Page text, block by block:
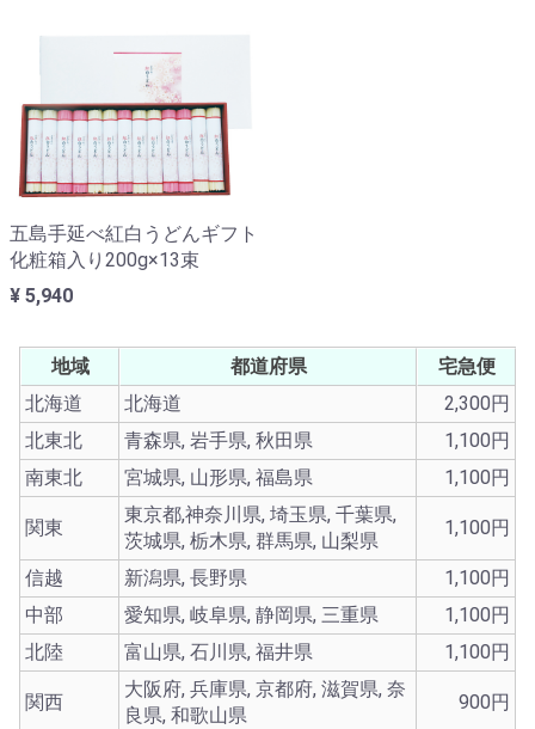
五島手延べ紅白うどんギフト
化粧箱入り200g×13束
¥ 5,940
地域 都道府県
宅急便
北海道
北海道
2,300円
北東北
青森県, 岩手県, 秋田県
1,100円
南東北
宮城県, 山形県, 福島県 1,100円
関東
東京都,神奈川県, 埼玉県, 千葉県,
茨城県, 栃木県, 群馬県, 山梨県
1,100円
信越 新潟県, 長野県
1,100円
中部
愛知県, 岐阜県, 静岡県, 三重県
1,100円
北陸
富山県, 石川県, 福井県 1,100円
関西
大阪府, 兵庫県, 京都府, 滋賀県, 奈
良県, 和歌山県
900円